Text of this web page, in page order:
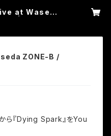
at Waseda
ZONE-B /
『Dying Spark』をYou